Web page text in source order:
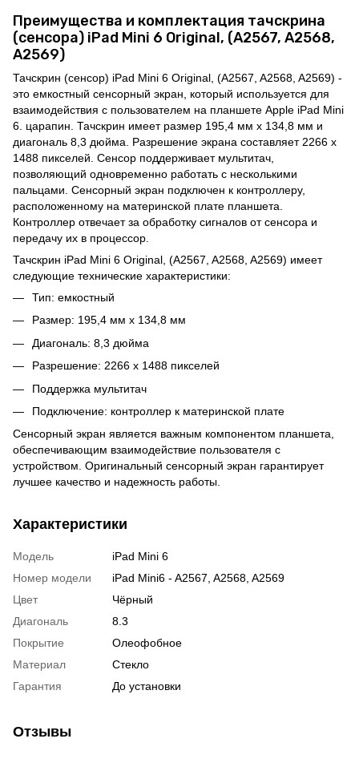
Преимущества и комплектация тачскрина
(сенсора) iPad Mini 6 Original, (A2567, A2568,
A2569)
Тачскрин (сенсор) iPad Mini 6 Original, (A2567, A2568, A2569) -
это емкостный сенсорный экран, который используется для
взаимодействия с пользователем на планшете Apple iPad Mini
6. царапин. Тачскрин имеет размер 195,4 мм x 134,8 мм и
диагональ 8,3 дюйма. Разрешение экрана составляет 2266 x
1488 пикселей. Сенсор поддерживает мультитач,
позволяющий одновременно работать с несколькими
пальцами. Сенсорный экран подключен к контроллеру,
расположенному на материнской плате планшета.
Контроллер отвечает за обработку сигналов от сенсора и
передачу их в процессор.
Тачскрин iPad Mini 6 Original, (A2567, A2568, A2569) имеет
следующие технические характеристики:
Тип: емкостный
Размер: 195,4 мм x 134,8 мм
Диагональ: 8,3 дюйма
Разрешение: 2266 x 1488 пикселей
Поддержка мультитач
Подключение: контроллер к материнской плате
Сенсорный экран является важным компонентом планшета,
обеспечивающим взаимодействие пользователя с
устройством. Оригинальный сенсорный экран гарантирует
лучшее качество и надежность работы.
Характеристики
Модель
iPad Mini 6
Номер модели
iPad Mini6 - A2567, A2568, A2569
Цвет
Чёрный
Диагональ
8.3
Покрытие
Олеофобное
Материал
Стекло
Гарантия
До установки
Отзывы